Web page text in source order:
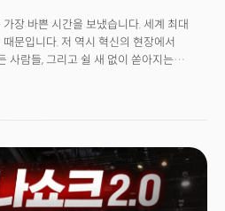
장 바쁜 시간을 보냈습니다. 세계 최대
문입니다. 저 역시 혁신의 현장에서
사람들, 그리고 쉴 새 없이 쏟아지는
솔직히 진이 빠질 정도였습니다.
은 어땠나"라고 물었습니다. 그의
림과 같다. 아무리 맛을 설명해도, 직접
는 딱 그랬습니다. 기사 몇 줄, 영상 몇
현장 전체에 깔려 있었습니다. 더밀크가